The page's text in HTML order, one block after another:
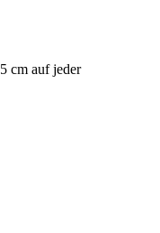
cm auf jeder